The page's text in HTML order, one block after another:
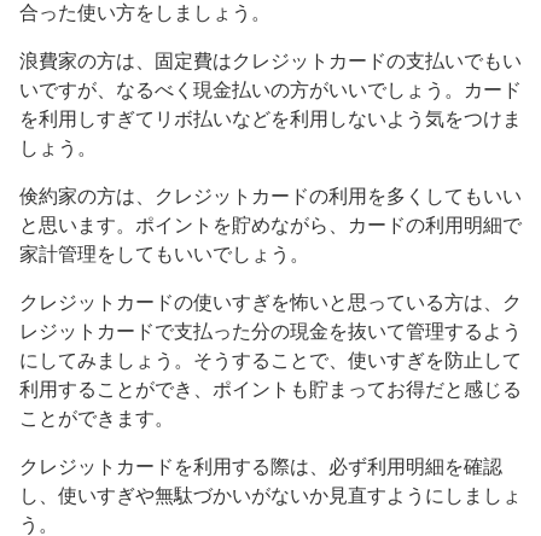
合った使い方をしましょう。
浪費家の方は、固定費はクレジットカードの支払いでもい
いですが、なるべく現金払いの方がいいでしょう。カード
を利用しすぎてリボ払いなどを利用しないよう気をつけま
しょう。
倹約家の方は、クレジットカードの利用を多くしてもいい
と思います。ポイントを貯めながら、カードの利用明細で
家計管理をしてもいいでしょう。
クレジットカードの使いすぎを怖いと思っている方は、ク
レジットカードで支払った分の現金を抜いて管理するよう
にしてみましょう。そうすることで、使いすぎを防止して
利用することができ、ポイントも貯まってお得だと感じる
ことができます。
クレジットカードを利用する際は、必ず利用明細を確認
し、使いすぎや無駄づかいがないか見直すようにしましょ
う。